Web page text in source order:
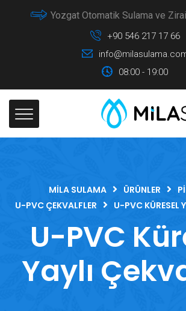
Yozgat Otomatik Sulama ve Zirai
+90 546 217 17 66
08:00 - 19:00
MILA SULAMA ÜRÜNLER
U-PVC ÇEKVALFLER
U-PVC KÜRESEL
U-PVC
Yaylı